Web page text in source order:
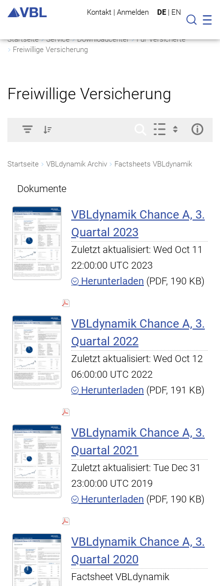
Kontakt | Anmelden DE | EN
Suche
Startseite Service Downloadcenter
Für Versicherte
Freiwillige Versicherung
Freiwillige Versicherung
Startseite VBLdynamik Archiv Factsheets VBLdynamik
Dokumente
VBLdynamik Chance A, 3.
Quartal 2023
Zuletzt aktualisiert: Wed Oct 11
22:00:00 UTC 2023
Herunterladen (PDF, 190 KB)
VBLdynamik Chance A, 3.
Quartal 2022
Zuletzt aktualisiert: Wed Oct 12
06:00:00 UTC 2022
Herunterladen (PDF, 191 KB)
VBLdynamik Chance A, 3.
Quartal 2021
Zuletzt aktualisiert: Tue Dec 31
23:00:00 UTC 2019
Herunterladen (PDF, 190 KB)
VBLdynamik Chance A, 3.
Quartal 2020
Factsheet VBLdynamik